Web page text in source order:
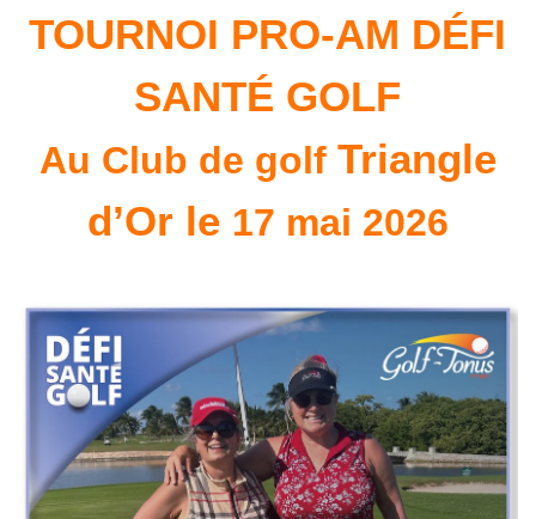
TOURNOI PRO-AM DÉFI
SANTÉ GOLF
Au Club de golf Triangle
d’Or le 17 mai 2026